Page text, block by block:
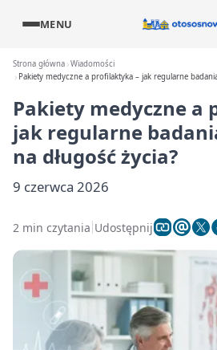
MENU
Strona główna Wiadomości
Pakiety medyczne a profilaktyka – jak regularne
Pakiety medyczne a
jak regularne
na długość życia?
9 czerwca 2026
2 min czytania Udostępnij